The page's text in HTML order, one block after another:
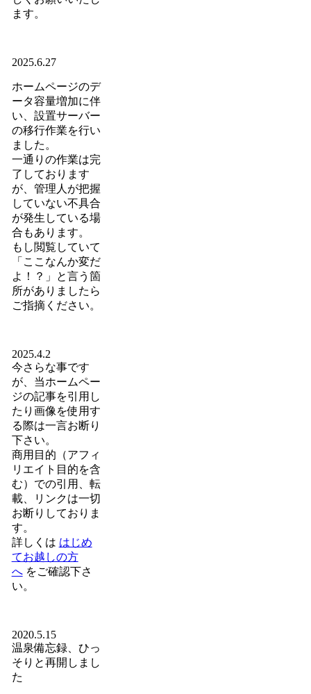
ます。
2025.6.27
ホームページのデ
ータ容量増加に伴
い、設置サーバー
の移行作業を行い
ました。
一通りの作業は完
了しております
が、管理人が把握
していない不具合
が発生している場
合もあります。
もし閲覧していて
「ここなんか変だ
よ！？」と言う箇
所がありましたら
ご指摘ください。
2025.4.2
今さらな事です
が、当ホームペー
ジの記事を引用し
たり画像を使用す
る際は一言お断り
下さい。
商用目的（アフィ
リエイト目的を含
む）での引用、転
載、リンクは一切
お断りしておりま
す。
詳しくは はじめ
てお越しの方
へをご確認下さ
い。
2020.5.15
温泉備忘録、ひっ
そりと再開しまし
た